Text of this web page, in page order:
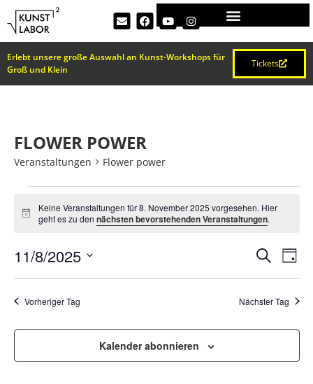
Erlebt unsere große Auswahl an Kunst-Workshops für
Groß und Klein
Tickets
FLOWER POWER
Veranstaltungen Flower power
Hinweis
Keine Veranstaltungen für 8. November 2025 vorgesehen. Hier
geht es zu dennächsten bevorstehenden Veranstaltungen.
UND
SucheTag
11/8/2025
wählen.
Vorheriger Tag Nächster Tag
Kalender abonnieren